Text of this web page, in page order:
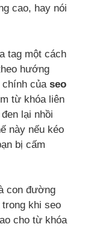
cao, hay nói
tag một cách
hướng
chính của seo
từ khóa liên
lại nhồi
này nếu kéo
bị cấm
con đường
khi seo
cho từ khóa